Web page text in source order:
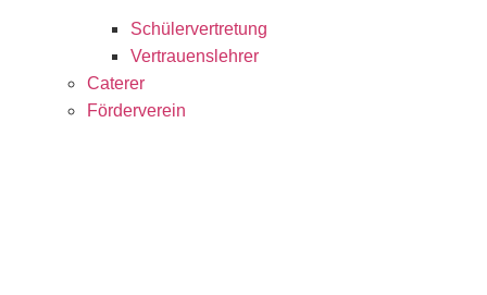
Schülervertretung
Vertrauenslehrer
Caterer
Förderverein